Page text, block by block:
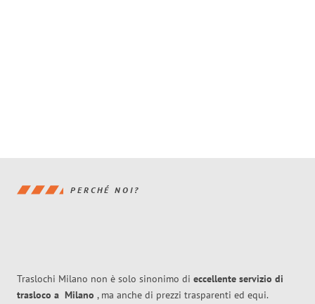
PERCHÉ NOI?
Traslochi Milano non è solo sinonimo di eccellente servizio di
trasloco a Milano , ma anche di prezzi trasparenti ed equi.